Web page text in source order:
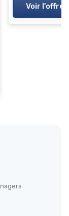
Voir l'offre